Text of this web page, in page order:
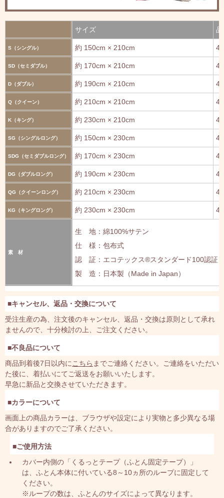
サイズ
S（シングル） 約 150cm × 210cm
SD（セミダブル） 約 170cm × 210cm
D（ダブル） 約 190cm × 210cm
Q（クイーン） 約 210cm × 210cm
K（キング） 約 230cm × 210cm
SG（シングルロング） 約 150cm × 230cm
SDG（セミダブルロング） 約 170cm × 230cm
DG（ダブルロング） 約 190cm × 230cm
QG（クイーンロング） 約 210cm × 230cm
KG（キングロング） 約 230cm × 230cm
素 材
生 地：綿100%サテン
仕 様：包布式
認 証：エコテックス®スタンダード100認証
製 造：日本製（Made in Japan）
■キャンセル、返品・交換について
受注生産の為、注文後のキャンセル、返品・交換は原則として承れ
ませんので、十分検討の上、ご注文ください。
■不良品について
商品到着後7日以内に こちら までご連絡ください。ご連絡をいただい
た後に、着払いにてご返送をお願いいたします。
早急に新品と交換させていただきます。
■カラーについて
画面上の商品カラーは、ブラウザや設定により実物と多少異なる場
合がありますのでご了承ください。
■ご使用方法
カバー内側の「くるっとテープ（ふとん固定テープ）」
は、ふとん本体に付いている8～10ヵ所のループに固定して
ください。
※ループの数は、ふとんのサイズによって異なります。